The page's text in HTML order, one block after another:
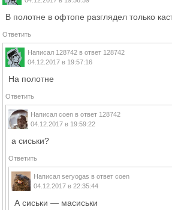
В полотне в офтопе разглядел только
Ответить
Написал 128742 в ответ 128742
04.12.2017 в 19:57:16
На полотне
Ответить
Написал coen в ответ 128742
04.12.2017 в 19:59:22
а сиськи?
Ответить
Написал seryogas в ответ coen
04.12.2017 в 22:35:44
А сиськи — масиськи